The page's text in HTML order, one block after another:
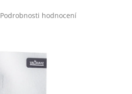
Podrobnosti hodnocení